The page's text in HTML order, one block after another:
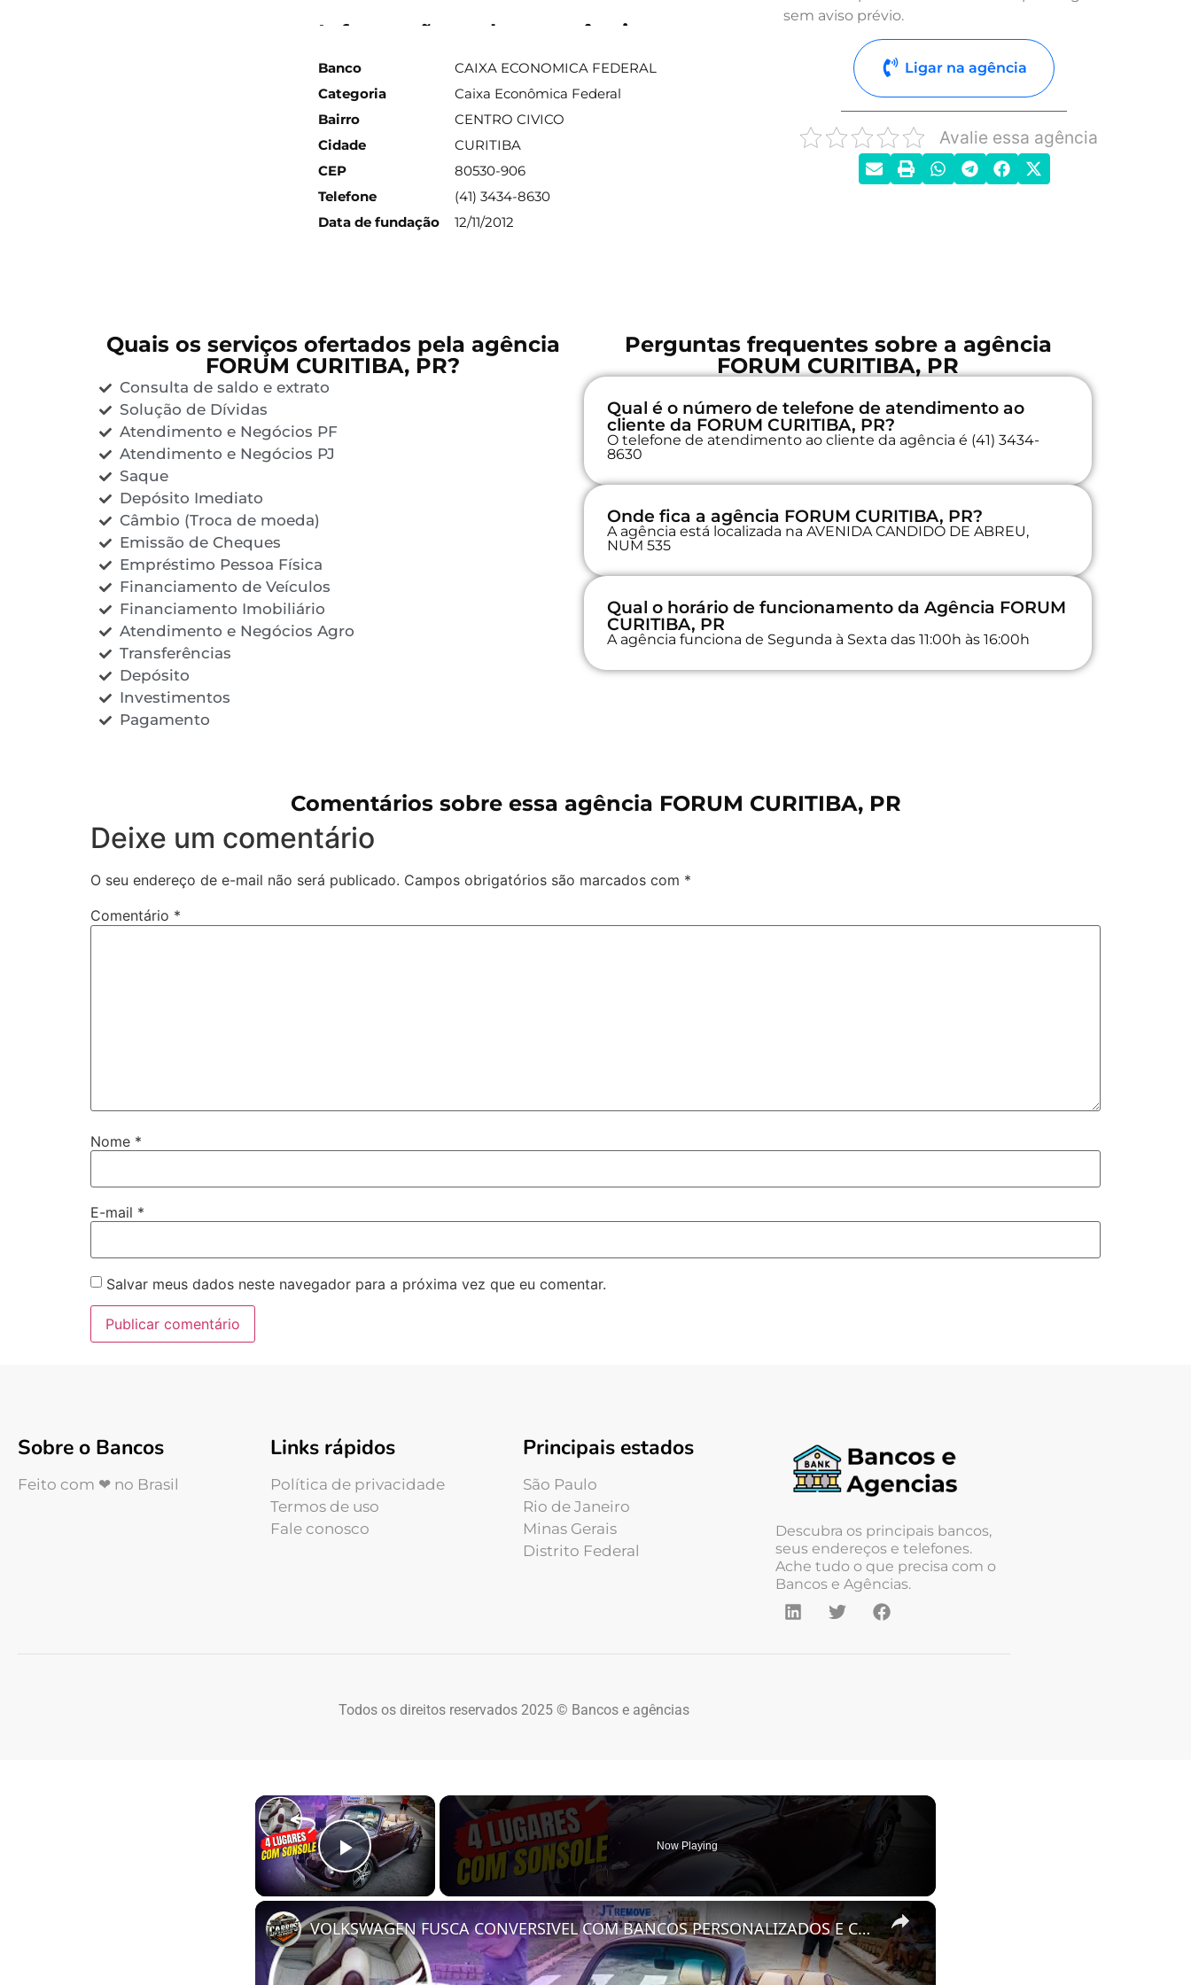
Informações sobre a agência
Banco
CAIXA ECONOMICA FEDERAL
Categoria
Caixa Econômica Federal
Bairro
CENTRO CIVICO
Cidade
CURITIBA
CEP
80530-906
Telefone
(41) 3434-8630
Data de fundação
12/11/2012
sem aviso prévio.
Ligar na agência
Avalie essa agência
Quais os serviços ofertados pela agência
FORUM CURITIBA, PR?
Consulta de saldo e extrato
Solução de Dívidas
Atendimento e Negócios PF
Atendimento e Negócios PJ
Saque
Depósito Imediato
Câmbio (Troca de moeda)
Emissão de Cheques
Empréstimo Pessoa Física
Financiamento de Veículos
Financiamento Imobiliário
Atendimento e Negócios Agro
Transferências
Depósito
Investimentos
Pagamento
Perguntas frequentes sobre a agência
FORUM CURITIBA, PR
Qual é o número de telefone de atendimento ao
cliente da FORUM CURITIBA, PR?
O telefone de atendimento ao cliente da agência é (41) 3434-
8630
Onde fica a agência FORUM CURITIBA, PR?
A agência está localizada na AVENIDA CANDIDO DE ABREU,
NUM 535
Qual o horário de funcionamento da Agência FORUM
CURITIBA, PR
A agência funciona de Segunda à Sexta das 11:00h às 16:00h
Comentários sobre essa agência FORUM CURITIBA, PR
Deixe um comentário
O seu endereço de e-mail não será publicado. Campos obrigatórios são marcados com *
Comentário *
Nome *
E-mail *
Salvar meus dados neste navegador para a próxima vez que eu comentar.
Sobre o Bancos
Feito com ❤ no Brasil
Links rápidos
Política de privacidade
Termos de uso
Fale conosco
Principais estados
São Paulo
Rio de Janeiro
Minas Gerais
Distrito Federal
Descubra os principais bancos,
seus endereços e telefones.
Ache tudo o que precisa com o
Bancos e Agências.
Todos os direitos reservados 2025 © Bancos e agências
×
Play Video
Now Playing
×
VOLKSWAGEN FUSCA CONVERSIVEL COM BANCOS PERSONALIZADOS E CONSOLE CENTRAL